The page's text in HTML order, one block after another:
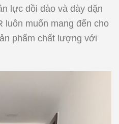
lực dồi dào và dày dặn
luôn muốn mang đến cho
phẩm chất lượng với